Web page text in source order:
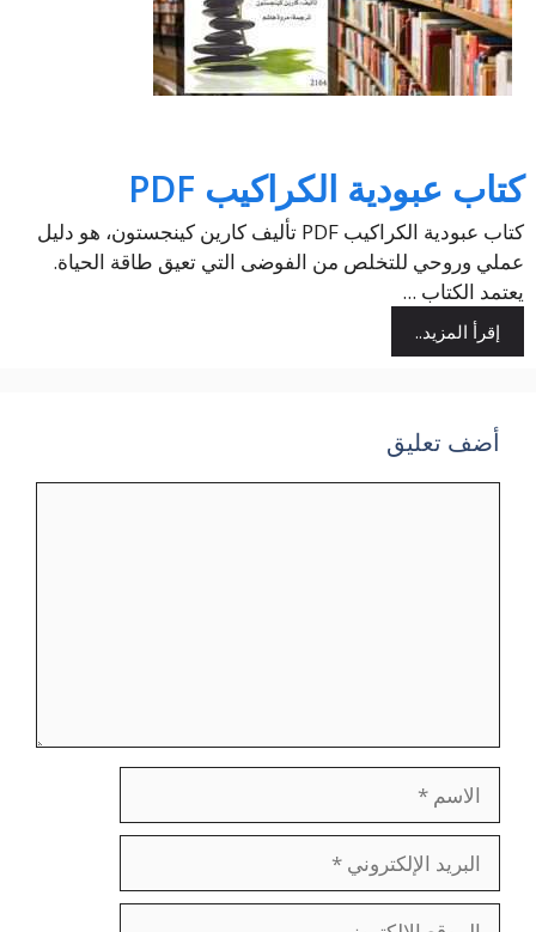
كتاب عبودية الكراكيب PDF
كتاب عبودية الكراكيب PDF تأليف كارين كينجستون، هو دليل
عملي وروحي للتخلص من الفوضى التي تعيق طاقة الحياة.
يعتمد الكتاب ...
إقرأ المزيد..
أضف تعليق
الاسم
البريد
الإلكتروني
الموقع